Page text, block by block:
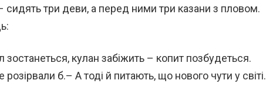
сидять три деви, а перед ними три казани з пловом.
кулан забіжить – копит позбудеться.
б.– А тоді й питають, що нового чути у світі.